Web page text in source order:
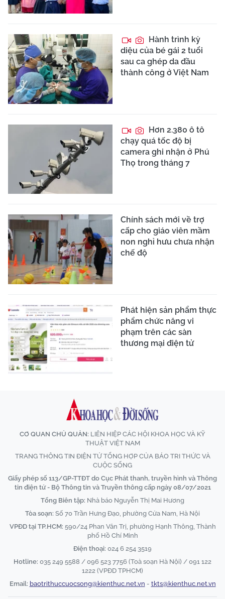
Hành trình kỳ
diệu của bé gái 2 tuổi
sau ca ghép da đầu
thành công ở Việt Nam
Hơn 2.380 ô tô
chạy quá tốc độ bị
camera ghi nhận ở Phú
Thọ trong tháng 7
Chính sách mới về trợ
cấp cho giáo viên mầm
non nghỉ hưu chưa nhận
chế độ
Phát hiện sản phẩm thực
phẩm chức năng vi
phạm trên các sàn
thương mại điện tử
CƠ QUAN CHỦ QUẢN: LIÊN HIỆP CÁC HỘI KHOA HỌC VÀ KỸ
THUẬT VIỆT NAM
TRANG THÔNG TIN ĐIỆN TỬ TỔNG HỢP CỦA BÁO TRI THỨC VÀ
CUỘC SỐNG
Giấy phép số 113/GP-TTĐT do Cục Phát thanh, truyền hình và Thông
tin điện tử - Bộ Thông tin và Truyền thông cấp ngày 08/07/2021
Tổng Biên tập: Nhà báo Nguyễn Thị Mai Hương
Tòa soạn: Số 70 Trần Hưng Đạo, phường Cửa Nam, Hà Nội
VPĐD tại TP.HCM: 590/24 Phan Văn Trị, phường Hạnh Thông, Thành
phố Hồ Chí Minh
Điện thoại: 024 6 254 3519
Hotline: 035 249 5588 / 096 523 7756 (Toà soạn Hà Nội) / 091 122
1222 (VPĐD TPHCM)
Email: baotrithuccuocsong@kienthuc.net.vn - tkts@kienthuc.net.vn